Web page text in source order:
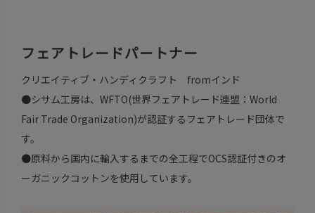
フェアトレードパートナー
クリエイティブ・ハンディクラフト fromインド
●シサム工房は、WFTO(世界フェアトレード連盟：World
Fair Trade Organization)が認証するフェアトレード団体で
す。
●原料から国内に輸入するまでの全工程でOCS認証付きのオ
ーガニックコットンを使用しています。